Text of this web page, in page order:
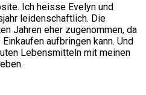
Ich heisse Evelyn und
leidenschaftlich. Die
Jahren eher zugenommen, da
aufbringen kann. Und
Lebensmitteln mit meinen